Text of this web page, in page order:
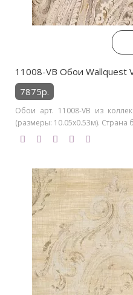
11008-VB Обои Wallquest
7875р.
Обои арт. 11008-VB из
(размеры: 10.05х0.53м). Страна